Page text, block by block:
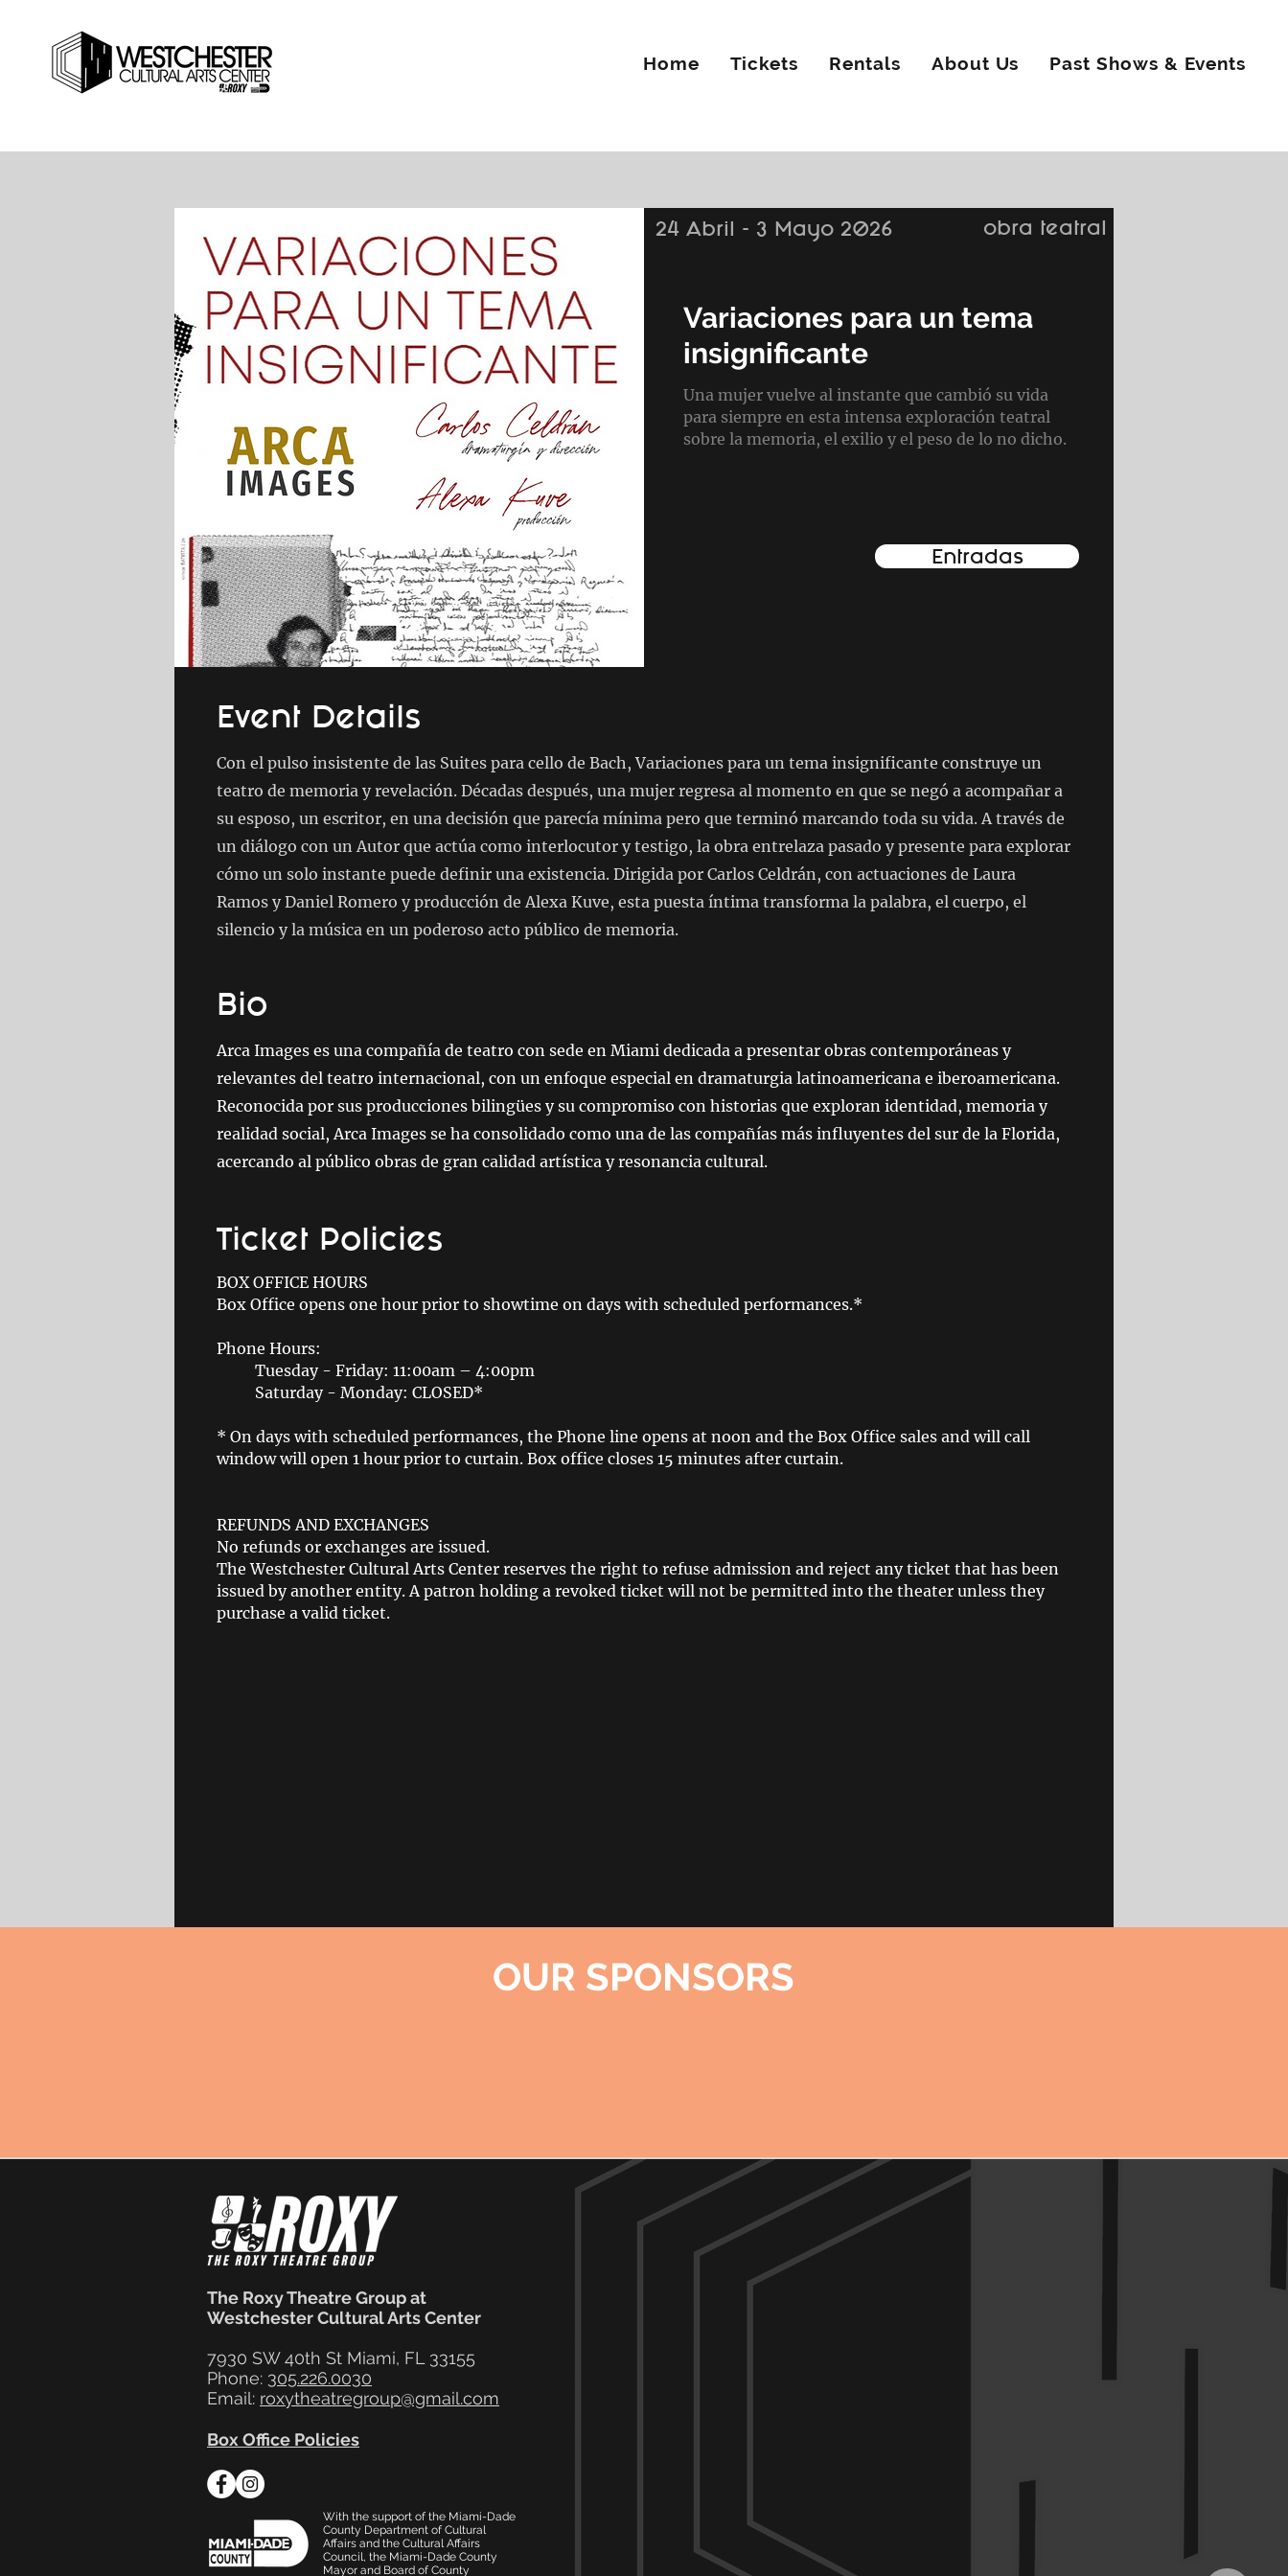
Home Tickets Rentals About Us Past Shows & Events
obra teatral
24 Abril - 3 Mayo 2026
Variaciones para un tema
insignificante
Una mujer vuelve al instante que cambió su vida
para siempre en esta intensa exploración teatral
sobre la memoria, el exilio y el peso de lo no dicho.
Entradas
Event Details
Con el pulso insistente de las Suites para cello de Bach, Variaciones para un tema insignificante construye un
teatro de memoria y revelación. Décadas después, una mujer regresa al momento en que se negó a acompañar a
su esposo, un escritor, en una decisión que parecía mínima pero que terminó marcando toda su vida. A través de
un diálogo con un Autor que actúa como interlocutor y testigo, la obra entrelaza pasado y presente para explorar
cómo un solo instante puede definir una existencia. Dirigida por Carlos Celdrán, con actuaciones de Laura
Ramos y Daniel Romero y producción de Alexa Kuve, esta puesta íntima transforma la palabra, el cuerpo, el
silencio y la música en un poderoso acto público de memoria.
Bio
Arca Images es una compañía de teatro con sede en Miami dedicada a presentar obras contemporáneas y
relevantes del teatro internacional, con un enfoque especial en dramaturgia latinoamericana e iberoamericana.
Reconocida por sus producciones bilingües y su compromiso con historias que exploran identidad, memoria y
realidad social, Arca Images se ha consolidado como una de las compañías más influyentes del sur de la Florida,
acercando al público obras de gran calidad artística y resonancia cultural.
Ticket Policies
BOX OFFICE HOURS
Box Office opens one hour prior to showtime on days with scheduled performances.*
Phone Hours:
Tuesday - Friday: 11:00am – 4:00pm
Saturday - Monday: CLOSED*
* On days with scheduled performances, the Phone line opens at noon and the Box Office sales and will call
window will open 1 hour prior to curtain. Box office closes 15 minutes after curtain.
REFUNDS AND EXCHANGES
No refunds or exchanges are issued.
The Westchester Cultural Arts Center reserves the right to refuse admission and reject any ticket that has been
issued by another entity. A patron holding a revoked ticket will not be permitted into the theater unless they
purchase a valid ticket.
OUR SPONSORS
The Roxy Theatre Group at
Westchester Cultural Arts Center
7930 SW 40th St Miami, FL 33155
Phone: 305.226.0030
Email: roxytheatregroup@gmail.com
Box Office Policies
With the support of the Miami-Dade
County Department of Cultural
Affairs and the Cultural Affairs
Council, the Miami-Dade County
Mayor and Board of County